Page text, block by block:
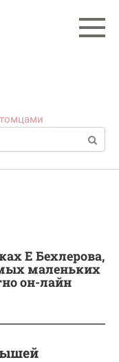
Е Бехлерова,
маленьких
он-лайн